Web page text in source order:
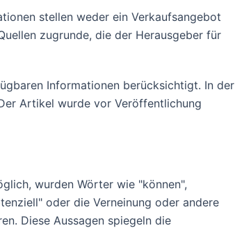
stellen weder ein Verkaufsangebot
zugrunde, die der Herausgeber für
Informationen berücksichtigt. In der
Artikel wurde vor Veröffentlichung
wurden Wörter wie "können",
oder die Verneinung oder andere
Diese Aussagen spiegeln die